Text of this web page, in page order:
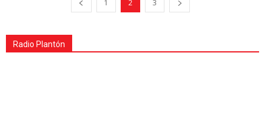
1 2 3
Radio Plantón